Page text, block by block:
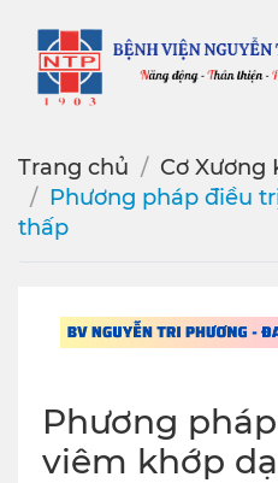
Trang chủ
Cơ Xương
Phương pháp điều
thấp
Phương
viêm khớp